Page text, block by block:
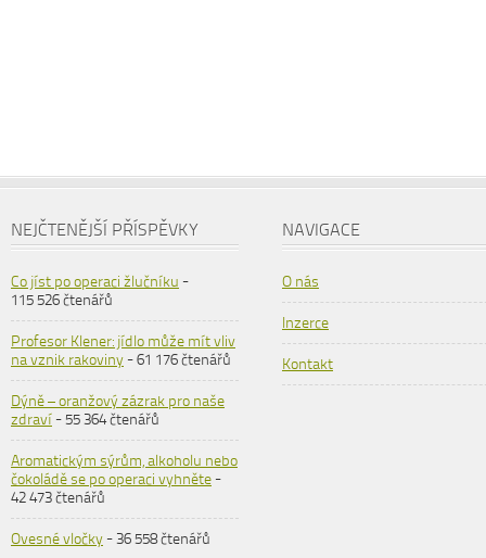
NEJČTENĚJŠÍ PŘÍSPĚVKY
Co jíst po operaci žlučníku -
115 526 čtenářů
Profesor Klener: jídlo může mít vliv
na vznik rakoviny- 61 176 čtenářů
Dýně – oranžový zázrak pro naše
zdraví- 55 364 čtenářů
Aromatickým sýrům, alkoholu nebo
čokoládě se po operaci vyhněte-
42 473 čtenářů
Ovesné vločky- 36 558 čtenářů
NAVIGACE
O nás
Inzerce
Kontakt